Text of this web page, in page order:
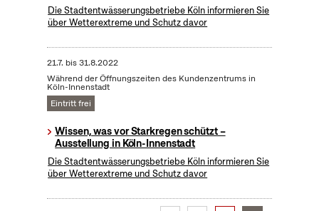
Die Stadtentwässerungsbetriebe Köln informieren Sie
über Wetterextreme und Schutz davor
21.7. bis31.8.2022
Während der Öffnungszeiten des Kundenzentrums in
Köln-Innenstadt
Eintritt frei
Wissen, was vor Starkregen schützt –
Ausstellung in Köln-Innenstadt
Die Stadtentwässerungsbetriebe Köln informieren Sie
über Wetterextreme und Schutz davor